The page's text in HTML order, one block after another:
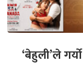
‘बेहुली’ले